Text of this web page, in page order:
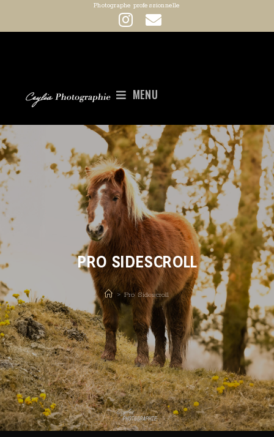
Photographe professionnelle
MENU
PRO SIDESCROLL
> Pro Sidescroll